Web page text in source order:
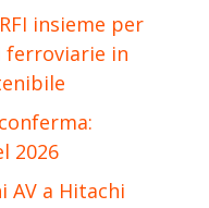
insieme per
in
2026
AV a Hitachi